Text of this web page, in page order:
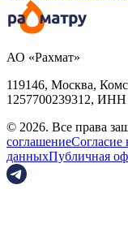
АО «Рахмат»
119146, Москва,
1257700239312, ИНН
© 2026. Все права
соглашениеСогласие
данныхПубличная